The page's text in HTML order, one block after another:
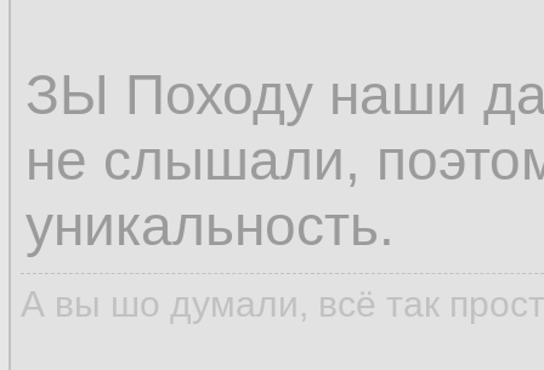
ЗЫ Походу наши
не слышали,
уникальность.
А вы шо думали, всё так